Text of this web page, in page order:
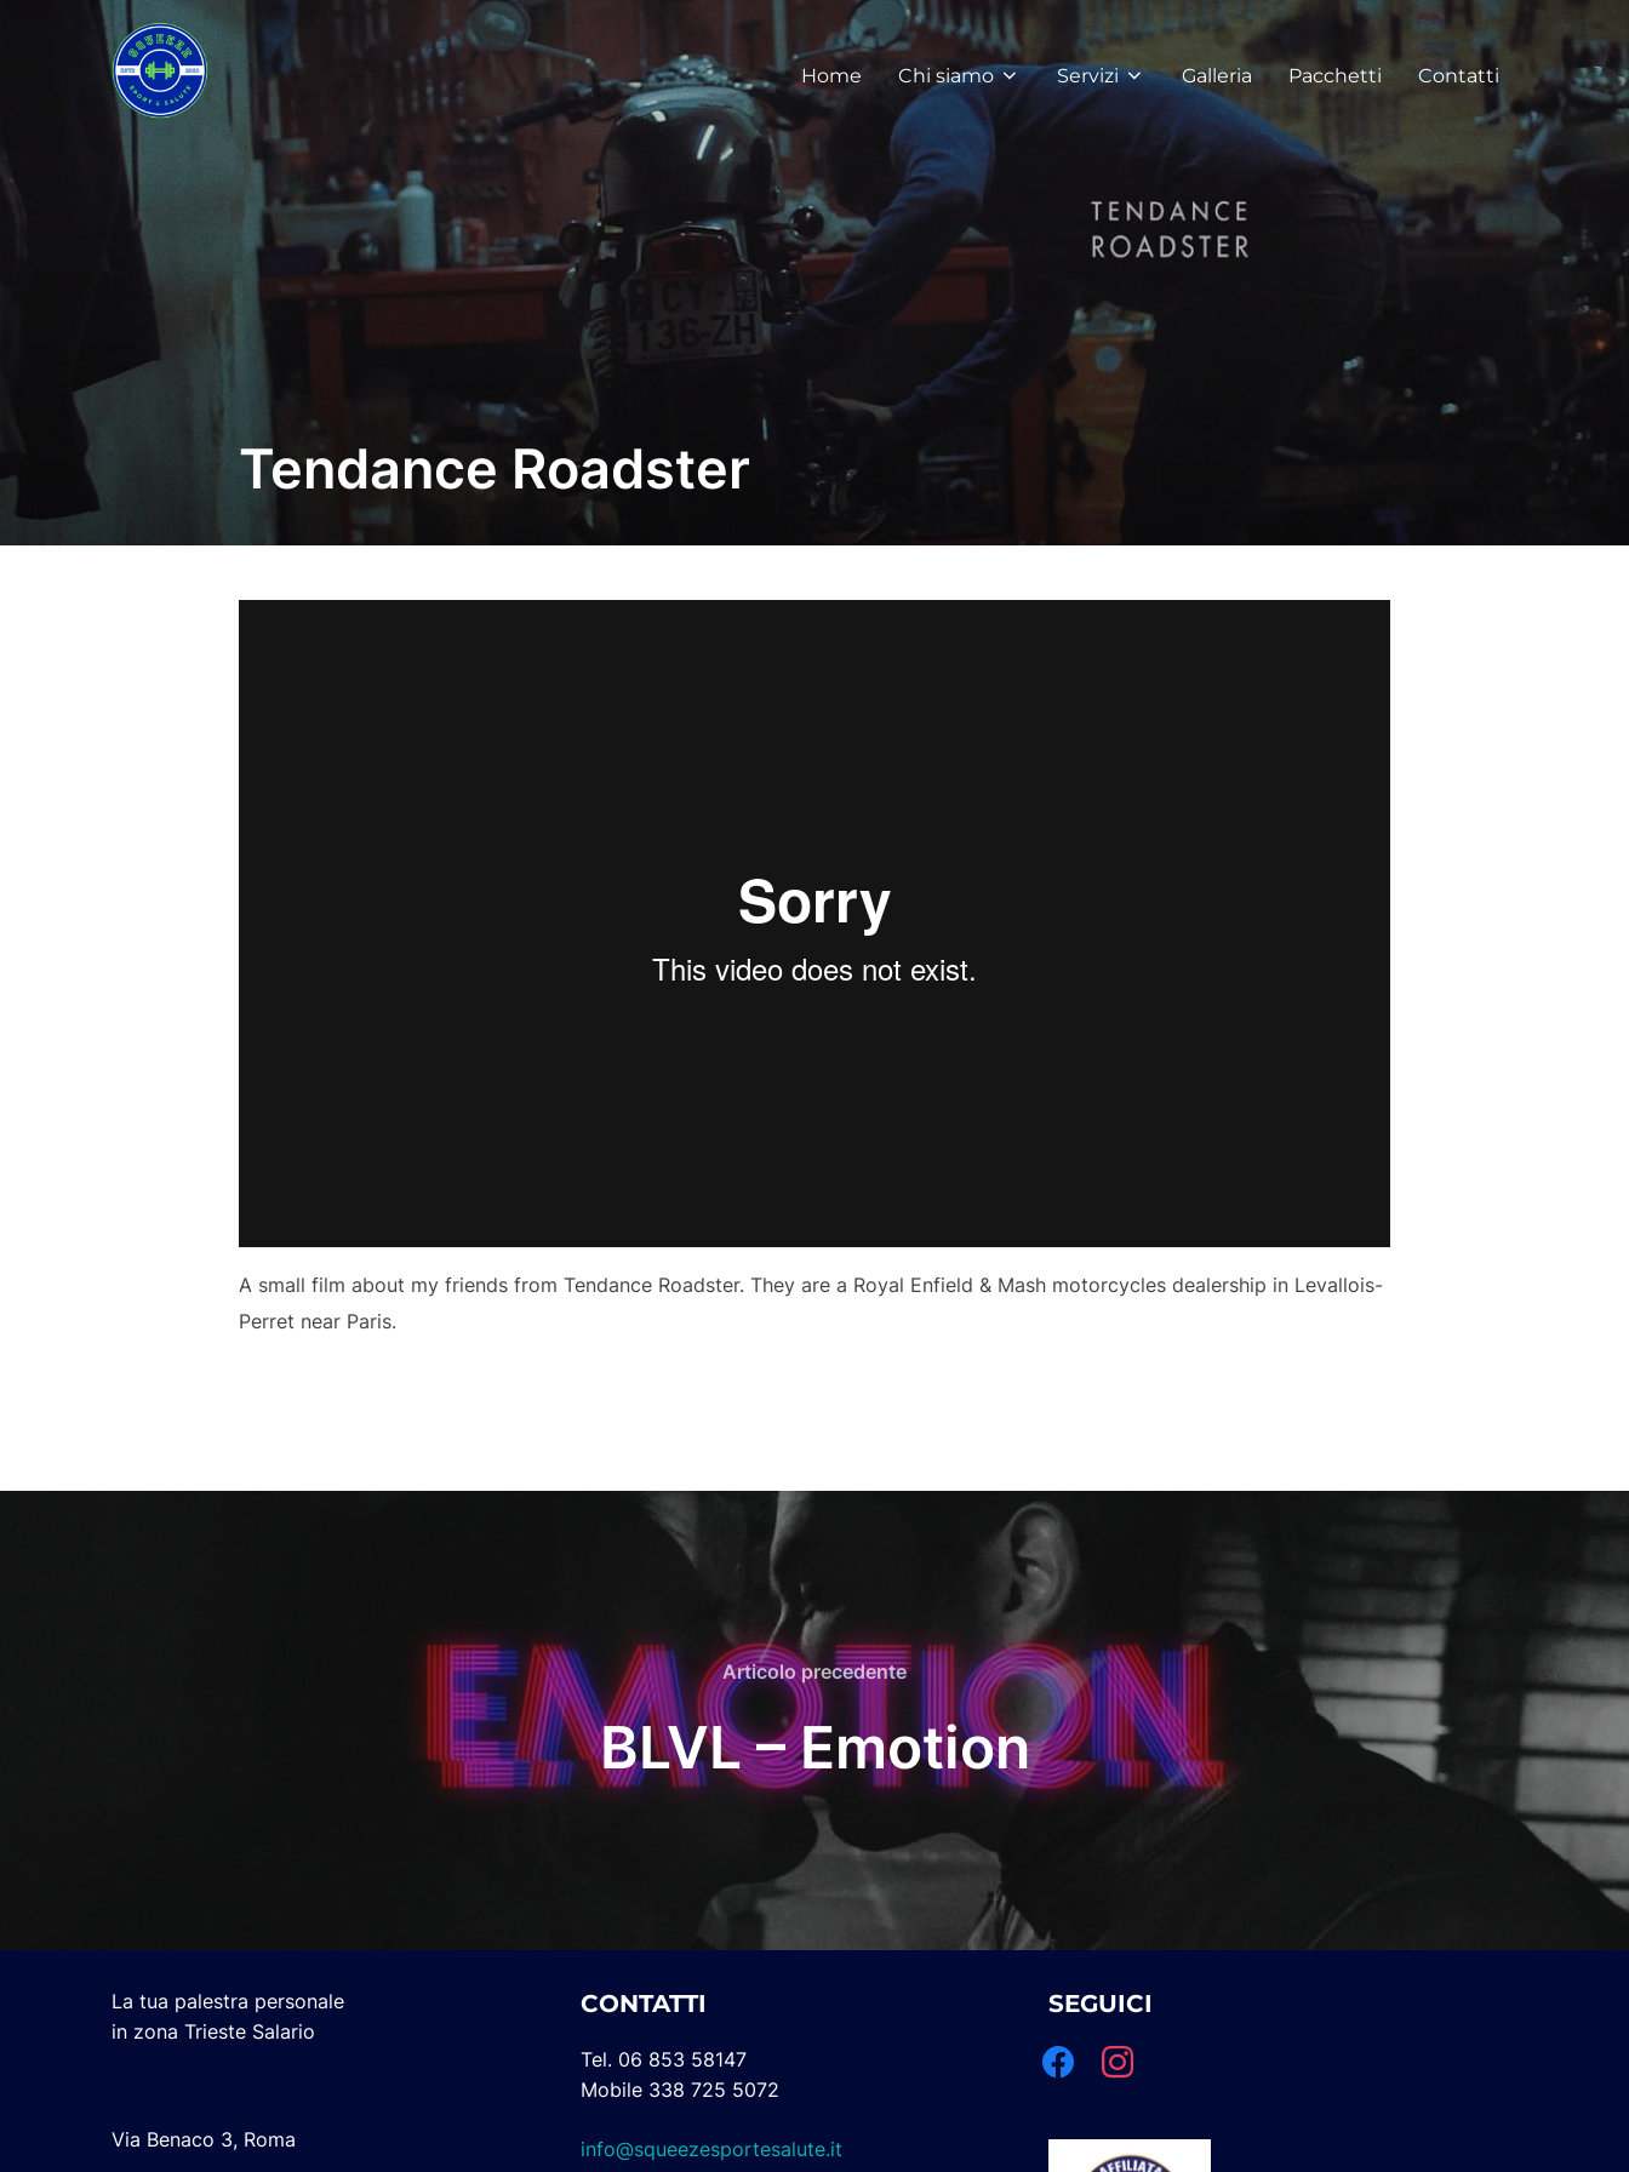
Home Chi siamo Servizi Galleria Pacchetti Contatti
Tendance Roadster
A small film about my friends from Tendance Roadster. They are a Royal Enfield & Mash motorcycles dealership in Levallois-
Perret near Paris.
Articolo
precedente
Articolo precedente
BLVL – Emotion
La tua palestra personale
in zona Trieste Salario
Via Benaco 3, Roma
CONTATTI
Tel. 06 853 58147
Mobile 338 725 5072
info@squeezesportesalute.it
SEGUICI
facebookinstagram